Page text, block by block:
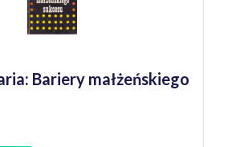
Bariery małżeńskiego